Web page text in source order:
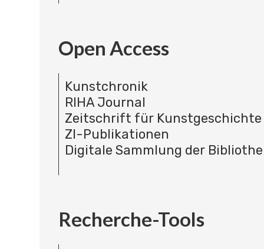
Open Access
Kunstchronik
RIHA Journal
Zeitschrift für Kunstgeschichte
ZI-Publikationen
Digitale Sammlung der
Recherche-Tools